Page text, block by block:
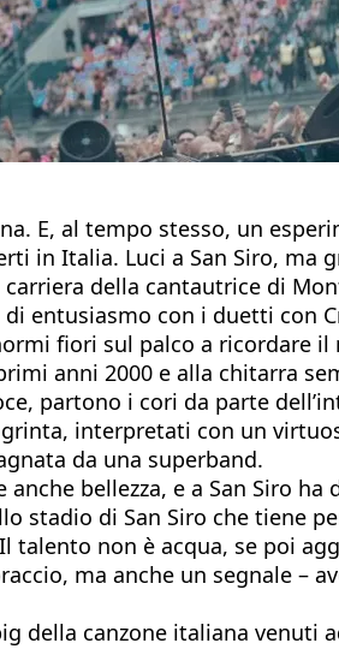
E, al tempo stesso, un
in Italia. Luci a San Siro, ma
della cantautrice di
entusiasmo con i duetti con
fiori sul palco a ricordare
anni 2000 e alla chitarra
partono i cori da parte
interpretati con un
da una superband.
anche bellezza, e a San Siro
stadio di San Siro che tiene
non è acqua, se poi
ma anche un segnale –
della canzone italiana venuti